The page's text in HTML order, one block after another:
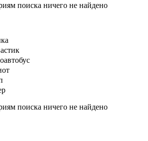
поиска ничего не найдено
поиска ничего не найдено